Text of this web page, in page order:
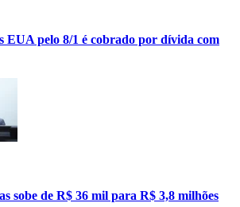
EUA pelo 8/1 é cobrado por dívida com
sobe de R$ 36 mil para R$ 3,8 milhões